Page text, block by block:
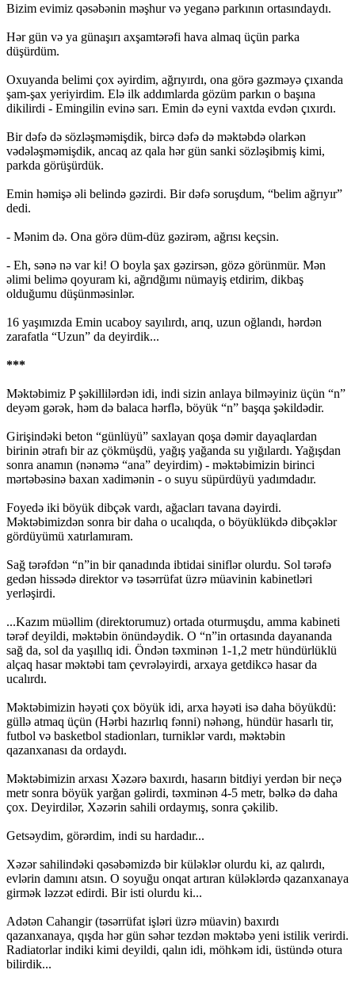
Bizim evimiz qəsəbənin məşhur və yeganə parkının ortasındaydı.
Hər gün və ya günaşırı axşamtərəfi hava almaq üçün parka
düşürdüm.
Oxuyanda belimi çox əyirdim, ağrıyırdı, ona görə gəzməyə çıxanda
şam-şax yeriyirdim. Elə ilk addımlarda gözüm parkın o başına
dikilirdi - Emingilin evinə sarı. Emin də eyni vaxtda evdən çıxırdı.
Bir dəfə də sözləşməmişdik, bircə dəfə də məktəbdə olarkən
vədələşməmişdik, ancaq az qala hər gün sanki sözləşibmiş kimi,
parkda görüşürdük.
Emin həmişə əli belində gəzirdi. Bir dəfə soruşdum, “belim ağrıyır”
dedi.
- Mənim də. Ona görə düm-düz gəzirəm, ağrısı keçsin.
- Eh, sənə nə var ki! O boyla şax gəzirsən, gözə görünmür. Mən
əlimi belimə qoyuram ki, ağrıdğımı nümayiş etdirim, dikbaş
olduğumu düşünməsinlər.
16 yaşımızda Emin ucaboy sayılırdı, arıq, uzun oğlandı, hərdən
zarafatla “Uzun” da deyirdik...
***
Məktəbimiz P şəkillilərdən idi, indi sizin anlaya bilməyiniz üçün “n”
deyəm gərək, həm də balaca hərflə, böyük “n” başqa şəkildədir.
Girişindəki beton “günlüyü” saxlayan qoşa dəmir dayaqlardan
birinin ətrafı bir az çökmüşdü, yağış yağanda su yığılardı. Yağışdan
sonra anamın (nənəmə “ana” deyirdim) - məktəbimizin birinci
mərtəbəsinə baxan xadimənin - o suyu süpürdüyü yadımdadır.
Foyedə iki böyük dibçək vardı, ağacları tavana dəyirdi.
Məktəbimizdən sonra bir daha o ucalıqda, o böyüklükdə dibçəklər
gördüyümü xatırlamıram.
Sağ tərəfdən “n”in bir qanadında ibtidai siniflər olurdu. Sol tərəfə
gedən hissədə direktor və təsərrüfat üzrə müavinin kabinetləri
yerləşirdi.
...Kazım müəllim (direktorumuz) ortada oturmuşdu, amma kabineti
tərəf deyildi, məktəbin önündəydik. O “n”in ortasında dayananda
sağ da, sol da yaşıllıq idi. Öndən təxminən 1-1,2 metr hündürlüklü
alçaq hasar məktəbi tam çevrələyirdi, arxaya getdikcə hasar da
ucalırdı.
Məktəbimizin həyəti çox böyük idi, arxa həyəti isə daha böyükdü:
güllə atmaq üçün (Hərbi hazırlıq fənni) nəhəng, hündür hasarlı tir,
futbol və basketbol stadionları, turniklər vardı, məktəbin
qazanxanası da ordaydı.
Məktəbimizin arxası Xəzərə baxırdı, hasarın bitdiyi yerdən bir neçə
metr sonra böyük yarğan gəlirdi, təxminən 4-5 metr, bəlkə də daha
çox. Deyirdilər, Xəzərin sahili ordaymış, sonra çəkilib.
Getsəydim, görərdim, indi su hardadır...
Xəzər sahilindəki qəsəbəmizdə bir küləklər olurdu ki, az qalırdı,
evlərin damını atsın. O soyuğu onqat artıran küləklərdə qazanxanaya
girmək ləzzət edirdi. Bir isti olurdu ki...
Adətən Cahangir (təsərrüfat işləri üzrə müavin) baxırdı
qazanxanaya, qışda hər gün səhər tezdən məktəbə yeni istilik verirdi.
Radiatorlar indiki kimi deyildi, qalın idi, möhkəm idi, üstündə otura
bilirdik...